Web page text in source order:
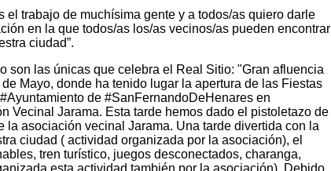
el trabajo de muchísima gente y a todos/as quiero darle
en la que todos/as los/as vecinos/as pueden encontrar
ciudad”.
son las únicas que celebra el Real Sitio: "Gran afluencia
Mayo, donde ha tenido lugar la apertura de las Fiestas
de #SanFernandoDeHenares en
Vecinal Jarama. Esta tarde hemos dado el pistoletazo de
la asociación vecinal Jarama. Una tarde divertida con la
ciudad ( actividad organizada por la asociación), el
tren turístico, juegos desconectados, charanga,
esta actividad también por la asociación). Debido